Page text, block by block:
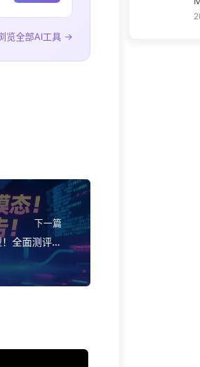
览全部AI工具 →
下一篇
全面测评报
告